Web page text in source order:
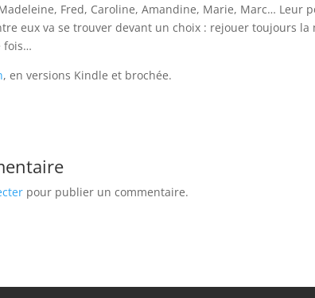
Fred, Caroline, Amandine, Marie, Marc… Leur
eux va se trouver devant un choix : rejouer toujours
fois…
, en versions Kindle et brochée.
pour publier un commentaire.